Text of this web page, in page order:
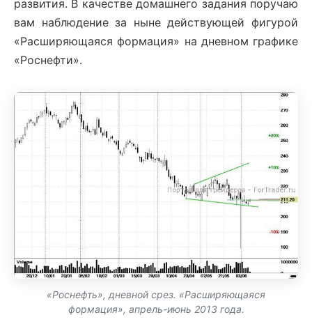
развития. В качестве домашнего задания поручаю
вам наблюдение за ныне действующей фигурой
«Расширяющаяся формация» на дневном графике
«Роснефти».
«Роснефть», дневной срез. «Расширяющаяся
формация», апрель-июнь 2013 года.